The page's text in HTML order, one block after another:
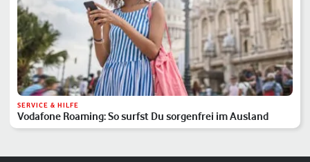
SERVICE & HILFE
Vodafone Roaming: So surfst Du sorgenfrei im Ausland